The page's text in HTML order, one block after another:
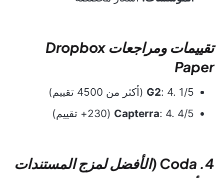
تقييمات ومراجعات Dropbox
Paper
G2: 4. 1/5 (أكثر من 4500 تقييم)
Capterra: 4. 4/5 (230+ تقييم)
4. Coda (الأفضل لمزج المستندات